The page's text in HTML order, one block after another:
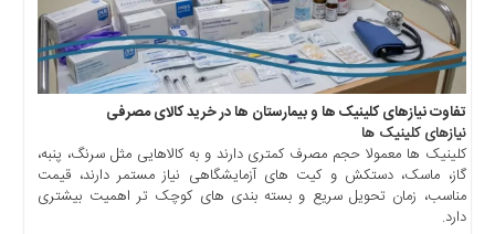
تفاوت نیازهای کلینیک ها و بیمارستان ها در خرید کالای مصرفی
نیازهای کلینیک ها
کلینیک ها معمولا حجم مصرف کمتری دارند و به کالاهایی مثل سرنگ، پنبه،
گاز، ماسک، دستکش و کیت های آزمایشگاهی نیاز مستمر دارند، قیمت
مناسب، زمان تحویل سریع و بسته بندی های کوچک تر اهمیت بیشتری
دارد.